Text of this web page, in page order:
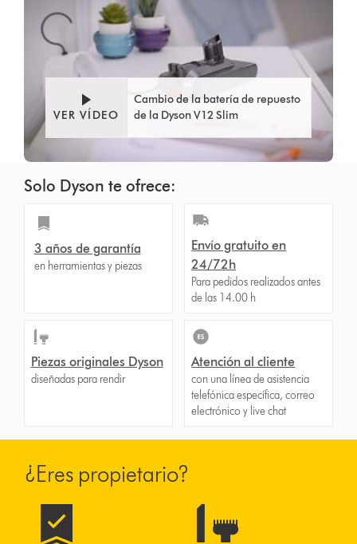
VER VÍDEO
Cambio de la batería de repuesto
de la Dyson V12 Slim
Solo Dyson te ofrece:
3 años de garantía
en herramientas y piezas
Envío gratuito en
24/72h
Para pedidos realizados antes
de las 14.00 h
Piezas originales Dyson
diseñadas para rendir
Atención al cliente
con una línea de asistencia
telefónica específica, correo
electrónico y live chat
¿Eres propietario?